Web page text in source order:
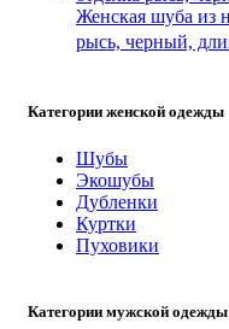
Женская шуба из
рысь, черный,
Категории женской одежды
Шубы
Экошубы
Дубленки
Куртки
Пуховики
Категории мужской одежды